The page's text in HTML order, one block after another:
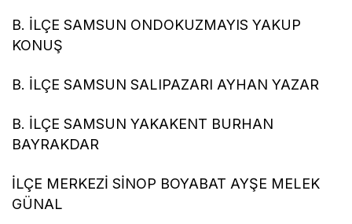
B. İLÇE SAMSUN ONDOKUZMAYIS YAKUP
KONUŞ
B. İLÇE SAMSUN SALIPAZARI AYHAN YAZAR
B. İLÇE SAMSUN YAKAKENT BURHAN
BAYRAKDAR
İLÇE MERKEZİ SİNOP BOYABAT AYŞE MELEK
GÜNAL